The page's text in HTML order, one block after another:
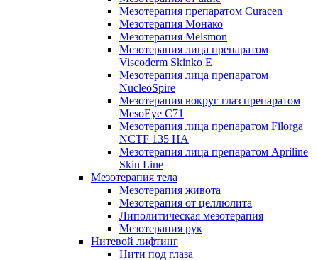
Мезотерапия препаратом Curacen
Мезотерапия Монако
Мезотерапия Melsmon
Мезотерапия лица препаратом
Viscoderm Skinko E
Мезотерапия лица препаратом
NucleoSpire
Мезотерапия вокруг глаз препаратом
MesoEye С71
Мезотерапия лица препаратом Filorga
NCTF 135 HA
Мезотерапия лица препаратом Apriline
Skin Line
Мезотерапия тела
Мезотерапия живота
Мезотерапия от целлюлита
Липолитическая мезотерапия
Мезотерапия рук
Нитевой лифтинг
Нити под глаза